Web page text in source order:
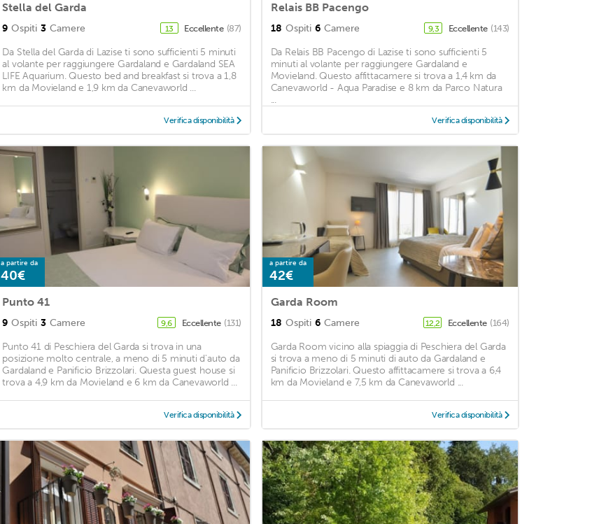
Stella del Garda
9 Ospiti 3 Camere 13 Eccellente (87)
Da Stella del Garda di Lazise ti sono sufficienti 5 minuti
al volante per raggiungere Gardaland e Gardaland SEA
LIFE Aquarium. Questo bed and breakfast si trova a 1,8
km da Movieland e 1,9 km da Canevaworld ...
Verifica disponibilità
Relais BB Pacengo
18 Ospiti 6 Camere 9,3 Eccellente (143)
Da Relais BB Pacengo di Lazise ti sono sufficienti 5
minuti al volante per raggiungere Gardaland e
Movieland. Questo affittacamere si trova a 1,4 km da
Canevaworld - Aqua Paradise e 8 km da Parco Natura
...
Verifica disponibilità
a partire da
40€
Punto 41
9 Ospiti 3 Camere 9,6 Eccellente (131)
Punto 41 di Peschiera del Garda si trova in una
posizione molto centrale, a meno di 5 minuti d'auto da
Gardaland e Panificio Brizzolari. Questa guest house si
trova a 4,9 km da Movieland e 6 km da Canevaworld ...
Verifica disponibilità
a partire da
42€
Garda Room
18 Ospiti 6 Camere 12,2 Eccellente (164)
Garda Room vicino alla spiaggia di Peschiera del Garda
si trova a meno di 5 minuti di auto da Gardaland e
Panificio Brizzolari. Questo affittacamere si trova a 6,4
km da Movieland e 7,5 km da Canevaworld ...
Verifica disponibilità